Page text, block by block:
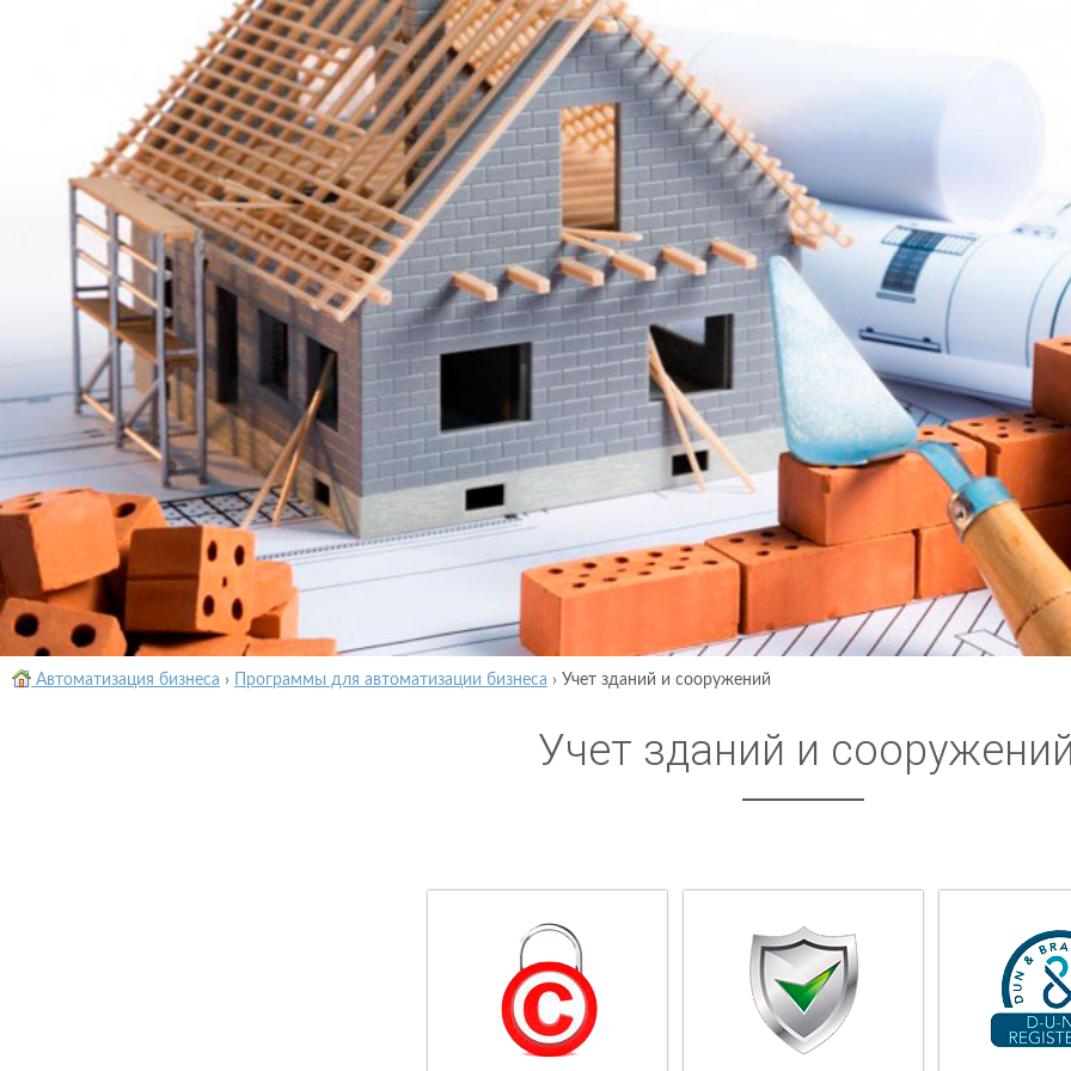
Автоматизация бизнеса › Программы для автоматизации бизнеса › Учет зданий и сооружений
Учет зданий и